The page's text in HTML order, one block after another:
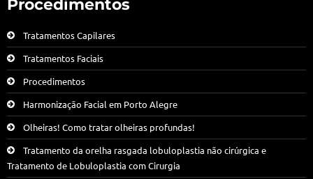
Procedimentos
Tratamentos Capilares
Tratamentos Faciais
Procedimentos
Harmonização Facial em Porto Alegre
Olheiras! Como tratar olheiras profundas!
Tratamento da orelha rasgada lobuloplastia não cirúrgica e
Tratamento de Lobuloplastia com Cirurgia